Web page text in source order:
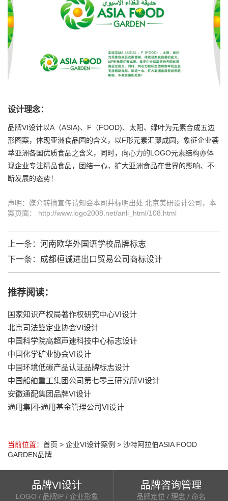
设计理念：
品牌VI设计以A（ASIA)、F（FOOD)、太阳、绿叶为元素合成五边
形图案，体现亚洲食品园的含义，以F形元素汇聚成圆，象征企业荟
萃亚洲各国优质食品之含义，同时，向心力的LOGO元素结构亦体
现企业专注精品食品，团结一心，扩大亚洲食品在世界的影响、不
断发展的态势！
声明：媒介转摘宣传请知会本司并标明出处 北京美研设计公司，本
案页面： http://www.logo2008.net/anli_html/108.html
上一条： 河南欧华外国语学校品牌标志
下一条： 成都桓诚进出口贸易公司商标设计
推荐阅读：
国家知识产权局著作权研究中心VI设计
北京司法鉴定业协会VI设计
中国科学院高超声速科技中心标志设计
中国化学矿业协会VI设计
中国环境低碳产品认证品牌标志设计
中国船舶重工集团公司第七零三研究所VI设计
安徽通配集团品牌VI设计
通用集团-通用基金管理公司VI设计
当前位置： 首页 > 企业VI设计案例 > 沙特阿拉伯ASIA FOOD
GARDEN品牌
品牌VI设计
LOGO / 品牌IP / 企业形象
品牌咨询管理
品牌定位 / 理念 / 命名